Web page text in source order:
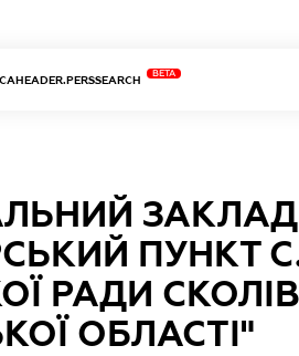
CAHEADER.PERSSEARCH
BETA
ПУНКТ
РАДИ
ОБЛАСТІ"